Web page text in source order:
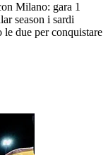
Milano: gara 1
season i sardi
le due per conquistare